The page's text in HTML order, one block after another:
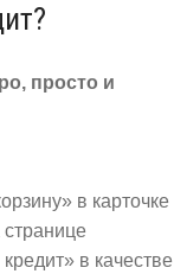
просто и
в карточке
странице
в качестве